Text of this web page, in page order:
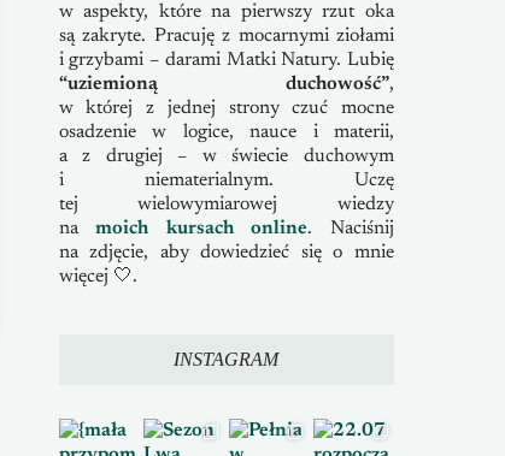
w aspekty, które na pierwszy rzut oka
są zakryte. Pracuję z mocarnymi ziołami
i grzybami – darami Matki Natury. Lubię
“uziemioną duchowość”,
w której z jednej strony czuć mocne
osadzenie w logice, nauce i materii,
a z drugiej – w świecie duchowym
i niematerialnym. Uczę
tej wielowymiarowej wiedzy
namoich kursach online. Naciśnij
na zdjęcie, aby dowiedzieć się o mnie
więcej 🤍.
INSTAGRAM